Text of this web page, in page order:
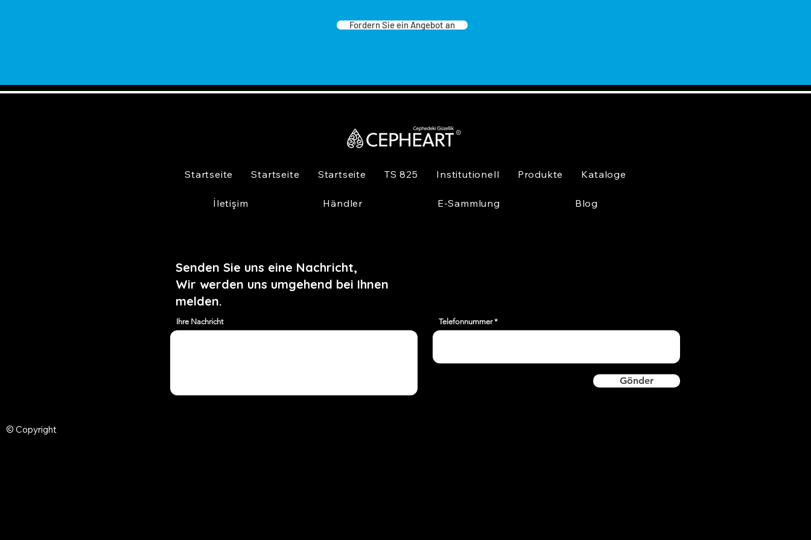
Fordern Sie ein Angebot an
Startseite Startseite Startseite TS 825 Institutionell Produkte Kataloge
İletişim Händler E-Sammlung Blog
Senden Sie uns eine Nachricht,
Wir werden uns umgehend bei Ihnen
melden.
Ihre Nachricht Telefonnummer
Gönder
© Copyright